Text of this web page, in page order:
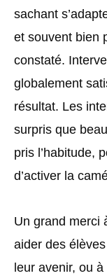
sachant
et souvent bien
constaté.
globalement
résultat. Les
surpris que
pris l’habitude,
d’activer la
Un grand merci
aider des
leur avenir, ou